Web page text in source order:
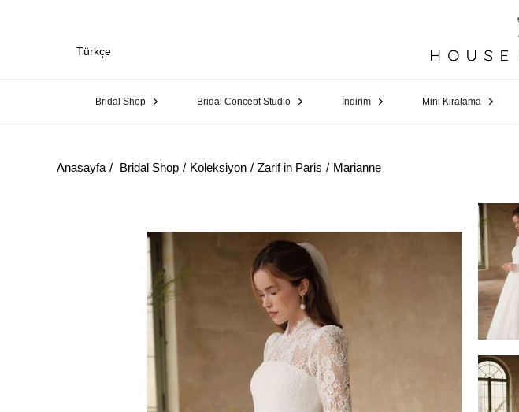
Türkçe
Bridal Shop Bridal Concept Studio İndirim Mini Kiralama
Anasayfa Bridal Shop Koleksiyon Zarif in Paris Marianne